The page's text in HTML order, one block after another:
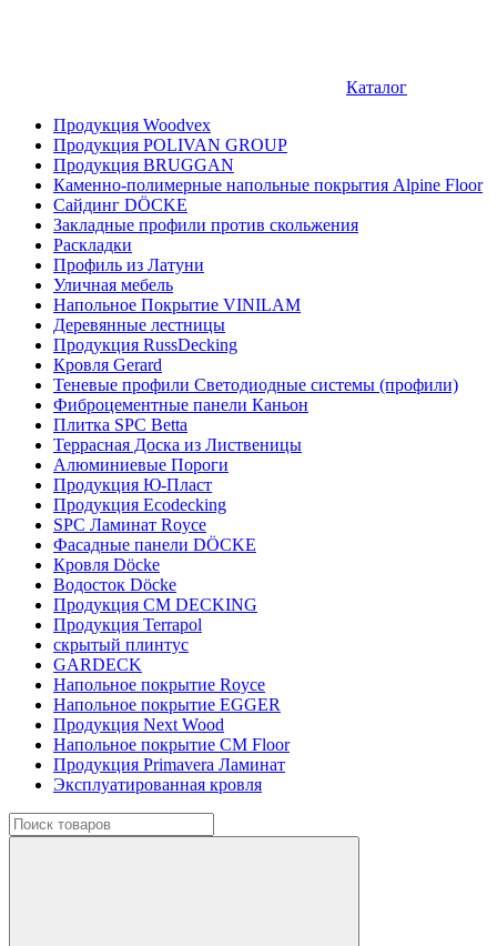
Каталог
Продукция Woodvex
Продукция POLIVAN GROUP
Продукция BRUGGAN
Каменно-полимерные напольные покрытия Alpine Floor
Сайдинг DÖCKE
Закладные профили против скольжения
Раскладки
Профиль из Латуни
Уличная мебель
Напольное Покрытие VINILAM
Деревянные лестницы
Продукция RussDecking
Кровля Gerard
Теневые профили Светодиодные системы (профили)
Фиброцементные панели Каньон
Плитка SPC Betta
Террасная Доска из Лиственицы
Алюминиевые Пороги
Продукция Ю-Пласт
Продукция Ecodecking
SPC Ламинат Royce
Фасадные панели DÖCKE
Кровля Döcke
Водосток Döcke
Продукция CM DECKING
Продукция Terrapol
скрытый плинтус
GARDECK
Напольное покрытие Royce
Напольное покрытие EGGER
Продукция Next Wood
Напольное покрытие CM Floor
Продукция Primavera Ламинат
Эксплуатированная кровля